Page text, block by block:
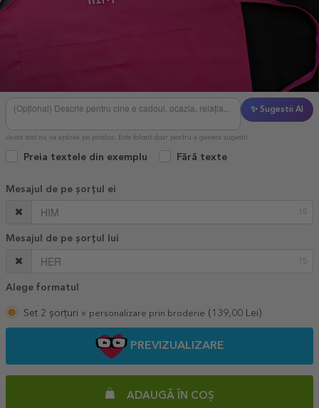
✨ Sugestii AI
Acest text nu va apărea pe produs. Este folosit doar pentru a genera sugestii.
Preia textele din exemplu Fără texte
Mesajul de pe șorțul ei
15
Mesajul de pe șorțul lui
15
Alege formatul
Set 2 șorțuri » personalizare prin broderie ( 139,00 Lei)
PREVIZUALIZARE
ADAUGĂ ÎN COȘ